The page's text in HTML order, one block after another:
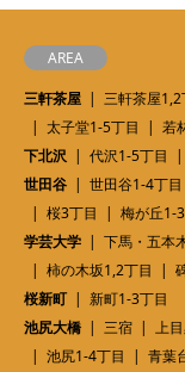
AREA
三軒茶屋
三軒茶屋1,2
太子堂1-5丁目
若
下北沢
代沢1-5丁目
世田谷
世田谷1-4丁目
桜3丁目
梅が丘1-
学芸大学
下馬・五本
柿の木坂1,2丁目
桜新町
新町1-3丁目
池尻大橋
三宿 上
池尻1-4丁目
青葉